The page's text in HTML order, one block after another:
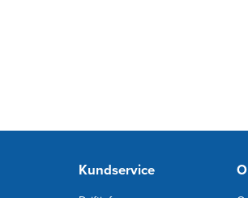
Kundservice